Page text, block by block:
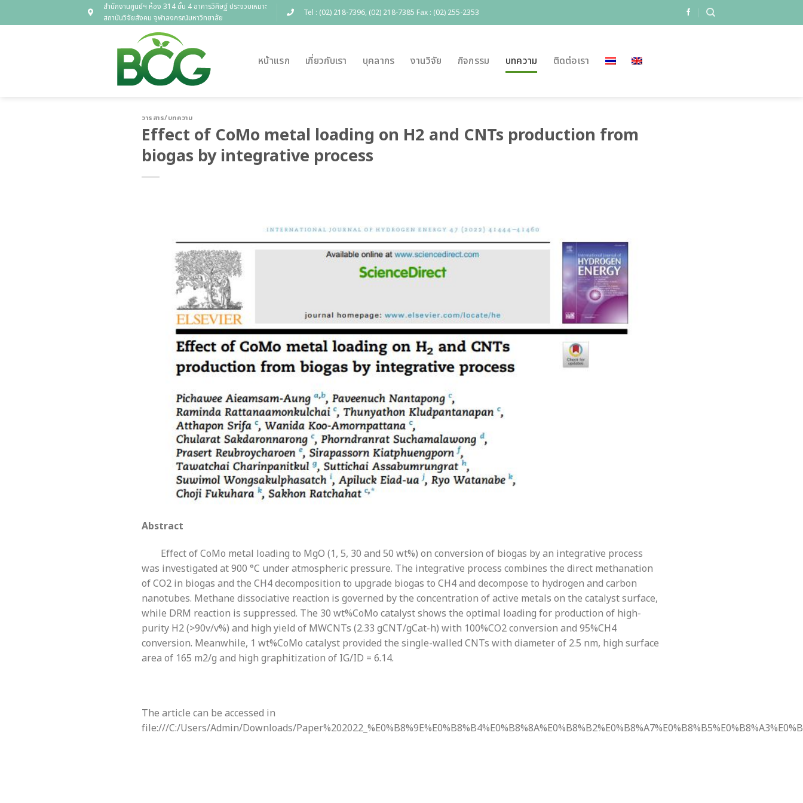
to
สำนักงานศูนย์ฯ ห้อง 314 ชั้น 4 อาคารวิศิษฐ์ ประจวบเหมาะ
สถาบันวิจัยสังคม จุฬาลงกรณ์มหาวิทยาลัย
Tel : (02) 218-7396, (02) 218-7385 Fax : (02) 255-2353
หน้าแรก เกี่ยวกับเรา บุคลากร งานวิจัย กิจกรรม บทความ ติดต่อเรา
วารสาร/บทความ
Effect of CoMo metal loading on H2 and CNTs production from
biogas by integrative process
Abstract
Effect of CoMo metal loading to MgO (1, 5, 30 and 50 wt%) on conversion of biogas by an integrative process
was investigated at 900 °C under atmospheric pressure. The integrative process combines the direct methanation
of CO2 in biogas and the CH4 decomposition to upgrade biogas to CH4 and decompose to hydrogen and carbon
nanotubes. Methane dissociative reaction is governed by the concentration of active metals on the catalyst surface,
while DRM reaction is suppressed. The 30 wt%CoMo catalyst shows the optimal loading for production of high-
purity H2 (>90v/v%) and high yield of MWCNTs (2.33 gCNT/gCat-h) with 100%CO2 conversion and 95%CH4
conversion. Meanwhile, 1 wt%CoMo catalyst provided the single-walled CNTs with diameter of 2.5 nm, high surface
area of 165 m2/g and high graphitization of IG/ID = 6.14.
The article can be accessed in
file:///C:/Users/Admin/Downloads/